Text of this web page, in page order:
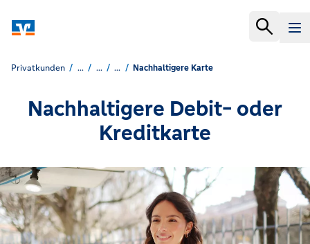
Privatkunden ... ... ... Nachhaltigere Karte
Nachhaltigere Debit- oder
Kreditkarte